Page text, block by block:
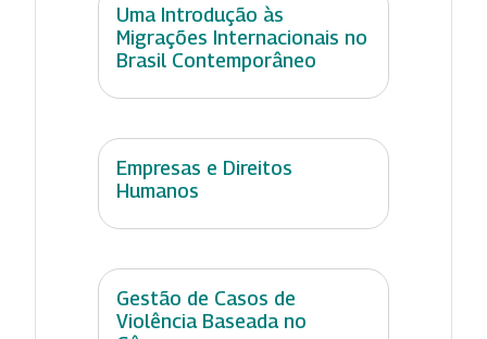
Uma Introdução às
Migrações Internacionais no
Brasil Contemporâneo
Empresas e Direitos
Humanos
Gestão de Casos de
Violência Baseada no